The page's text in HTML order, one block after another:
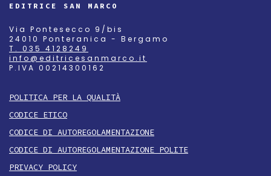
EDITRICE SAN MARCO
Via Pontesecco 9/bis
24010 Ponteranica - Bergamo
T. 035 4128249
info@editricesanmarco.it
P.IVA 00214300162
POLITICA PER LA QUALITÀ
CODICE ETICO
CODICE DI AUTOREGOLAMENTAZIONE
CODICE DI AUTOREGOLAMENTAZIONE POLITE
PRIVACY POLICY